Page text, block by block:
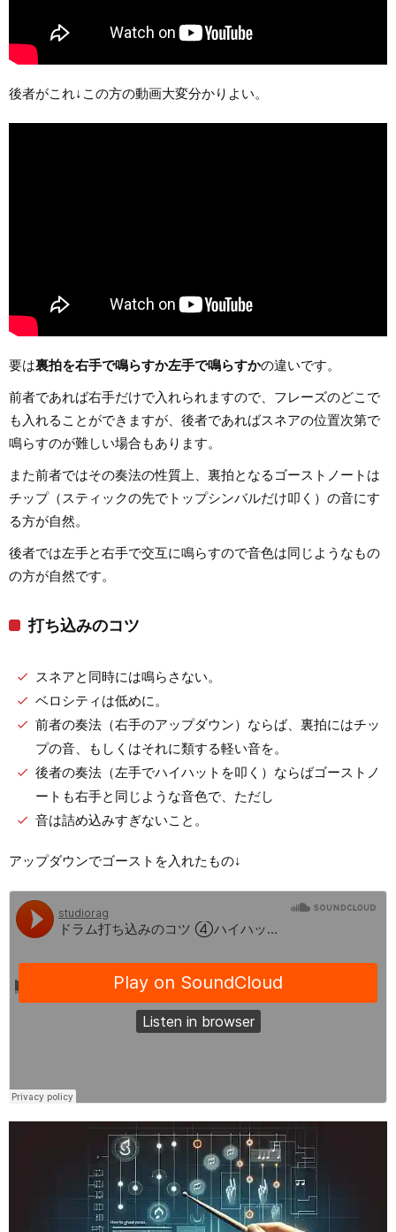
後者がこれ↓この方の動画大変分かりよい。
要は裏拍を右手で鳴らすか左手で鳴らすかの違いです。
前者であれば右手だけで入れられますので、フレーズのどこで
も入れることができますが、後者であればスネアの位置次第で
鳴らすのが難しい場合もあります。
また前者ではその奏法の性質上、裏拍となるゴーストノートは
チップ（スティックの先でトップシンバルだけ叩く）の音にす
る方が自然。
後者では左手と右手で交互に鳴らすので音色は同じようなもの
の方が自然です。
打ち込みのコツ
スネアと同時には鳴らさない。
ベロシティは低めに。
前者の奏法（右手のアップダウン）ならば、裏拍にはチッ
プの音、もしくはそれに類する軽い音を。
後者の奏法（左手でハイハットを叩く）ならばゴーストノ
ートも右手と同じような音色で、ただし
音は詰め込みすぎないこと。
アップダウンでゴーストを入れたもの↓